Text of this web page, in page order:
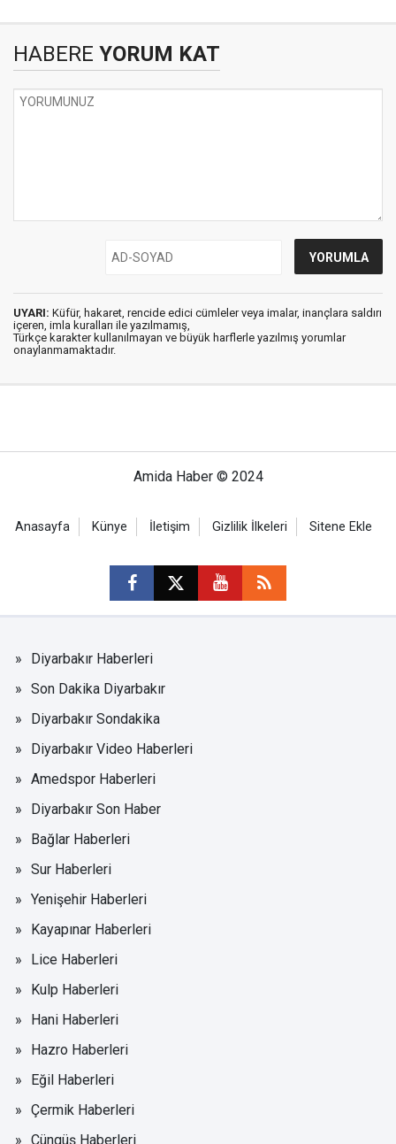
HABERE YORUM KAT
UYARI: Küfür, hakaret, rencide edici cümleler veya imalar, inançlara saldırı
içeren, imla kuralları ile yazılmamış,
Türkçe karakter kullanılmayan ve büyük harflerle yazılmış yorumlar
onaylanmamaktadır.
Amida Haber © 2024
Anasayfa Künye İletişim Gizlilik İlkeleri Sitene Ekle
Diyarbakır Haberleri
Son Dakika Diyarbakır
Diyarbakır Sondakika
Diyarbakır Video Haberleri
Amedspor Haberleri
Diyarbakır Son Haber
Bağlar Haberleri
Sur Haberleri
Yenişehir Haberleri
Kayapınar Haberleri
Lice Haberleri
Kulp Haberleri
Hani Haberleri
Hazro Haberleri
Eğil Haberleri
Çermik Haberleri
Çüngüş Haberleri